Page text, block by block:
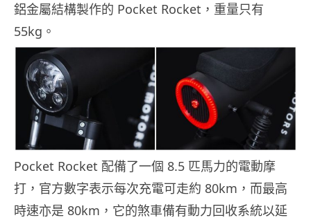
鋁金屬結構製作的 Pocket Rocket，重量只有
55kg。
Pocket Rocket 配備了一個 8.5 匹馬力的電動摩
打，官方數字表示每次充電可走約 80km，而最高
時速亦是 80km，它的煞車備有動力回收系統以延